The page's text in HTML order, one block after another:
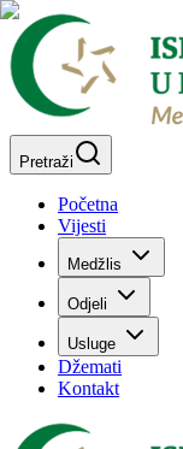
Pretraži
Početna
Vijesti
Medžlis
Odjeli
Usluge
Džemati
Kontakt